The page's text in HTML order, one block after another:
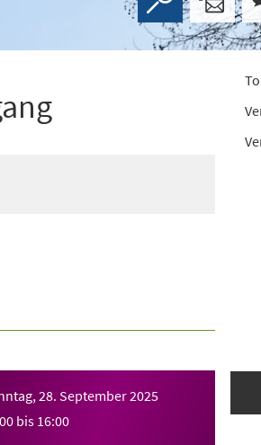
28. September 2025
bis 16:00